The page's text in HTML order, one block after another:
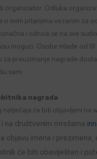
organizator. Odluka
o svim pitanjima vezanim za
i odnosi se na sve
mogući. Osobe mlađe od
preuzimanje nagrade
sami.
nagrada
će biti objavljeni na
na društvenim mrežama
objavu imena i prezimena,
će biti obaviješten i